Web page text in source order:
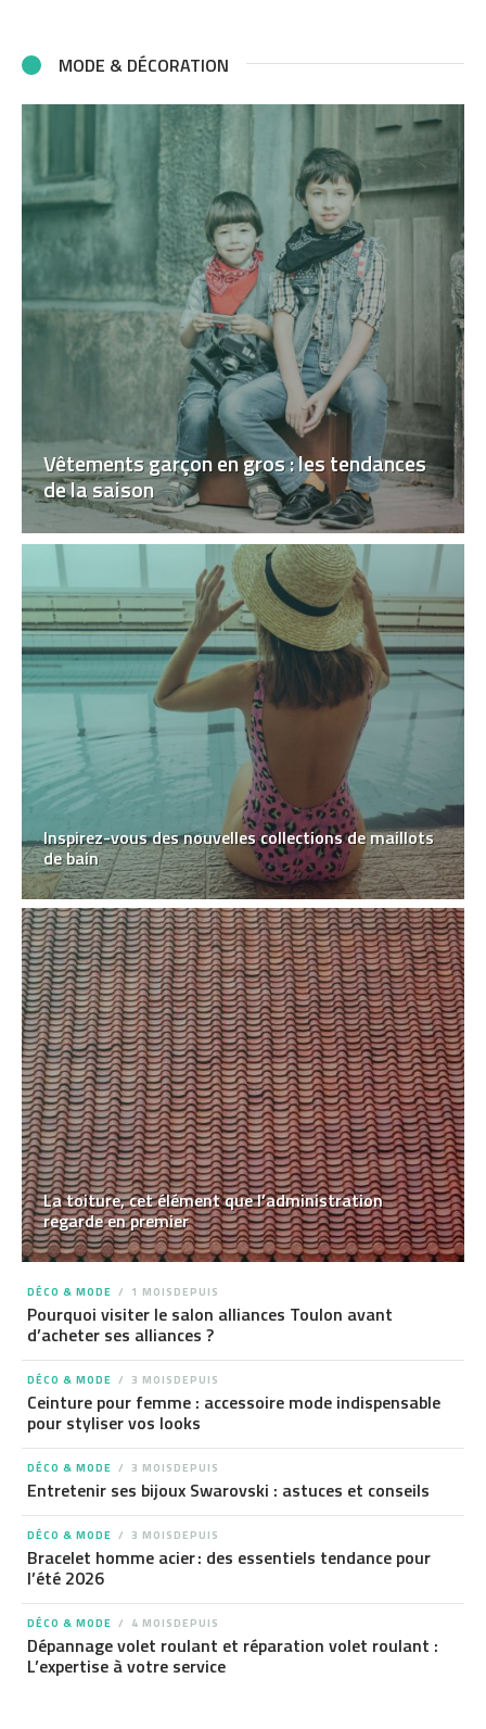
MODE & DÉCORATION
Vêtements garçon en gros : les tendances
de la saison
Inspirez-vous des nouvelles collections de maillots
de bain
La toiture, cet élément que l’administration
regarde en premier
DÉCO & MODE 1 MOISDEPUIS
Pourquoi visiter le salon alliances Toulon avant
d’acheter ses alliances ?
DÉCO & MODE 3 MOISDEPUIS
Ceinture pour femme : accessoire mode indispensable
pour styliser vos looks
DÉCO & MODE 3 MOISDEPUIS
Entretenir ses bijoux Swarovski : astuces et conseils
DÉCO & MODE 3 MOISDEPUIS
Bracelet homme acier : des essentiels tendance pour
l’été 2026
DÉCO & MODE 4 MOISDEPUIS
Dépannage volet roulant et réparation volet roulant :
L’expertise à votre service